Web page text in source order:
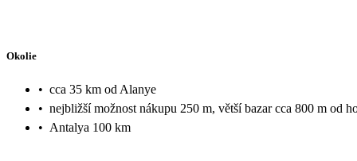
Okolie
• cca 35 km od Alanye
• nejbližší možnost nákupu 250 m, větší bazar cca 800 m od
• Antalya 100 km